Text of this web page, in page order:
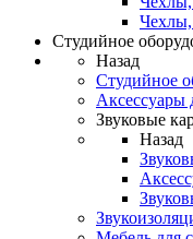
Студийное
Назад
Студийное
Аксессуары
Звуковые
Назад